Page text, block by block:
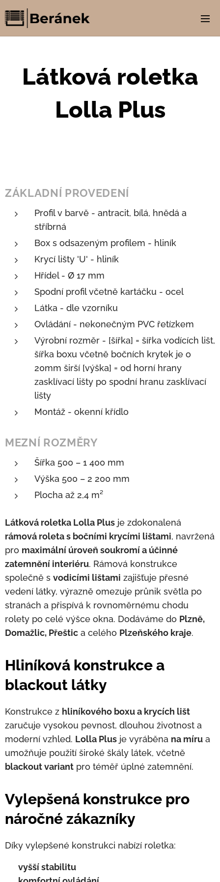
Látková roletka
Lolla Plus
ZÁKLADNÍ PROVEDENÍ
Profil v barvě - antracit, bílá, hnědá a
stříbrná
Box s odsazeným profilem - hliník
Krycí lišty 'U' - hliník
Hřídel - Ø 17 mm
Spodní profil včetně kartáčku - ocel
Látka - dle vzorníku
Ovládání - nekonečným PVC řetízkem
Výrobní rozměr - [šířka] = šířka vodících lišt,
šířka boxu včetně bočních krytek je o
20mm širší [výška] = od horní hrany
zasklívací lišty po spodní hranu zasklívací
lišty
Montáž - okenní křídlo
MEZNÍ ROZMĚRY
Šířka 500 – 1 400 mm
Výška 500 – 2 200 mm
Plocha až 2,4 m²
Látková roletka Lolla Plus je zdokonalená
rámová roleta s bočními krycími lištami, navržená
pro maximální úroveň soukromí a účinné
zatemnění interiéru. Rámová konstrukce
společně s vodicími lištami zajišťuje přesné
vedení látky, výrazně omezuje průnik světla po
stranách a přispívá k rovnoměrnému chodu
rolety po celé výšce okna. Dodáváme do Plzně,
Domažlic, Přeštic a celého Plzeňského kraje.
Hliníková konstrukce a
blackout látky
Konstrukce z hliníkového boxu a krycích lišt
zaručuje vysokou pevnost, dlouhou životnost a
moderní vzhled. Lolla Plus je vyráběna na míru a
umožňuje použití široké škály látek, včetně
blackout variant pro téměř úplné zatemnění.
Vylepšená konstrukce pro
náročné zákazníky
Díky vylepšené konstrukci nabízí roletka:
vyšší stabilitu